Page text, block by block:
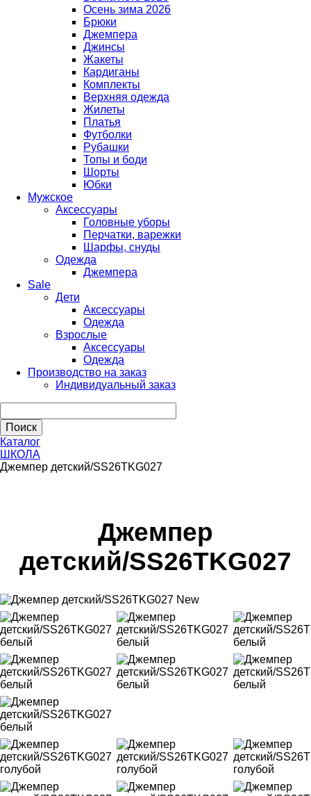
Осень зима 2026
Брюки
Джемпера
Джинсы
Жакеты
Кардиганы
Комплекты
Верхняя одежда
Жилеты
Платья
Футболки
Рубашки
Топы и боди
Шорты
Юбки
Мужское
Аксессуары
Головные уборы
Перчатки, варежки
Шарфы, снуды
Одежда
Джемпера
Sale
Дети
Аксессуары
Одежда
Взрослые
Аксессуары
Одежда
Производство на заказ
Индивидуальный заказ
Каталог
ШКОЛА
Джемпер детский/SS26TKG027
Джемпер
детский/SS26TKG027
New